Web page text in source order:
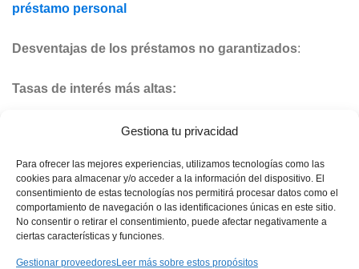
Gestiona tu privacidad
Para ofrecer las mejores experiencias, utilizamos tecnologías como las
cookies para almacenar y/o acceder a la información del dispositivo. El
consentimiento de estas tecnologías nos permitirá procesar datos como el
comportamiento de navegación o las identificaciones únicas en este sitio.
No consentir o retirar el consentimiento, puede afectar negativamente a
ciertas características y funciones.
Gestionar proveedoresLeer más sobre estos propósitos
préstamo personal
Desventajas de los préstamos no garantizados:
Tasas de interés más altas:
Dado que el riesgo para el acreedor es mayor, las tasas de
en comparación con los garantizados.
Anuncio